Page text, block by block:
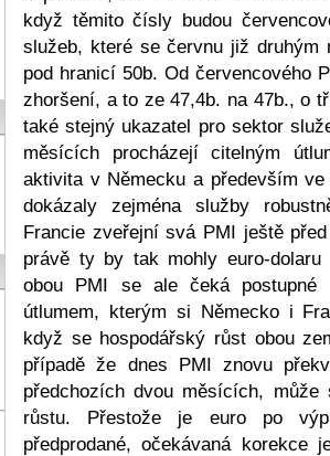
když těmito čísly budou
služeb, které se červnu již druhým
pod hranicí 50b. Od červencového
zhoršení, a to ze 47,4b. na 47b., o
také stejný ukazatel pro sektor
měsících procházejí citelným
aktivita v Německu a především
dokázaly zejména služby
Francie zveřejní svá PMI ještě
právě ty by tak mohly euro-
obou PMI se ale čeká postupné
útlumem, kterým si Německo i
když se hospodářský růst obou
případě že dnes PMI znovu
předchozích dvou měsících,
růstu. Přestože je euro po
předprodané, očekávaná